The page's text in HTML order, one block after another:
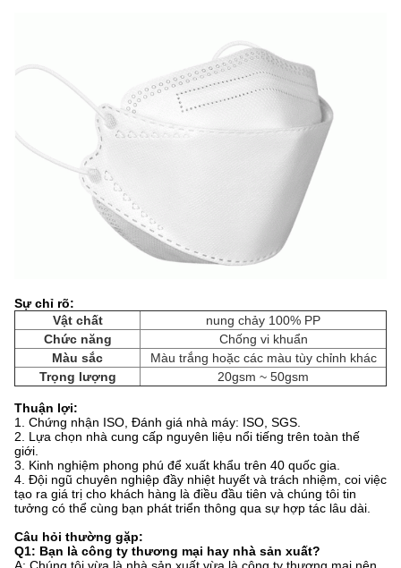
Sự chỉ rõ:
Vật chất
nung chảy 100% PP
Chức năng
Chống vi khuẩn
Màu sắc
Màu trắng hoặc các màu tùy chỉnh khác
Trọng lượng
20gsm ~ 50gsm
Thuận lợi:
1. Chứng nhận ISO, Đánh giá nhà máy: ISO, SGS.
2. Lựa chọn nhà cung cấp nguyên liệu nổi tiếng trên toàn thế
giới.
3. Kinh nghiệm phong phú để xuất khẩu trên 40 quốc gia.
4. Đội ngũ chuyên nghiệp đầy nhiệt huyết và trách nhiệm, coi việc
tạo ra giá trị cho khách hàng là điều đầu tiên và chúng tôi tin
tưởng có thể cùng bạn phát triển thông qua sự hợp tác lâu dài.
Câu hỏi thường gặp:
Q1: Bạn là công ty thương mại hay nhà sản xuất?
A: Chúng tôi vừa là nhà sản xuất vừa là công ty thương mại nên